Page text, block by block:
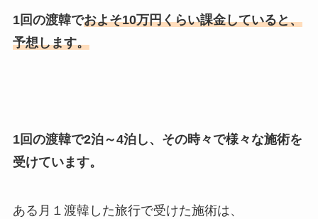
1回の渡韓でおよそ10万円くらい課金していると、
予想します。
1回の渡韓で2泊～4泊し、その時々で様々な施術を
受けています。
ある月１渡韓した旅行で受けた施術は、